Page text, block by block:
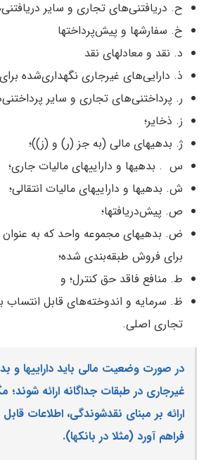
ح. دریافتنی‌های تجاری و سایر دریافتنی‌ها
خ. سفارشها و پیش‌پرداختها
د. نقد و معادلهای نقد
ذ. دارایی‌های غیرجاری نگهداری‌شده برای
ر. پرداختنی‌های تجاری و سایر
ز. ذخایر؛
ژ. بدهیهای مالی (به جز (ر) و (ز))؛
س . بدهیها و داراییهای مالیات جاری؛
ش. بدهیها و داراییهای مالیات انتقالی؛
ص. پیش‌دریافتها؛
ض. بدهیهای مجموعه واحد که به عنوان
برای فروش طبقه‌بندی شده؛
ط. منافع فاقد حق کنترل؛ و
ظ. سرمایه و اندوخته‌های قابل انتساب به
تجاری اصلی.
در صورت وضعیت مالی باید داراییها و
غیرجاری در طبقات جداگانه ارائه شوند؛
ارائه بر مبنای نقدشوندگی، اطلاعات قابل
فراهم آورد (مثلا در بانکها).